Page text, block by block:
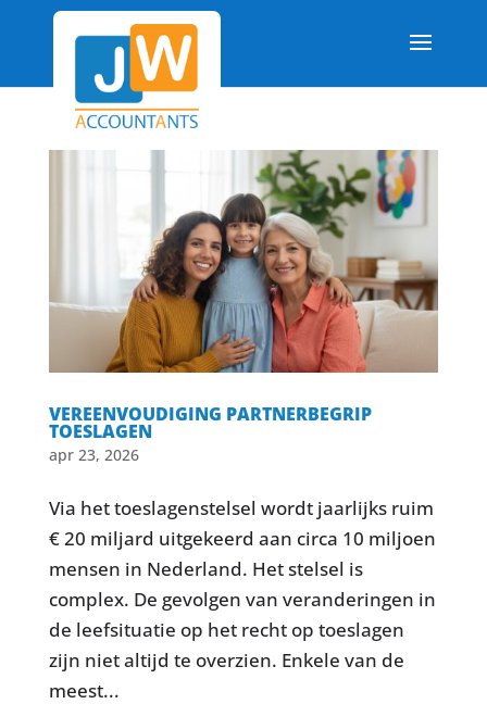
VEREENVOUDIGING PARTNERBEGRIP
TOESLAGEN
apr 23, 2026
Via het toeslagenstelsel wordt jaarlijks ruim
€ 20 miljard uitgekeerd aan circa 10 miljoen
mensen in Nederland. Het stelsel is
complex. De gevolgen van veranderingen in
de leefsituatie op het recht op toeslagen
zijn niet altijd te overzien. Enkele van de
meest...